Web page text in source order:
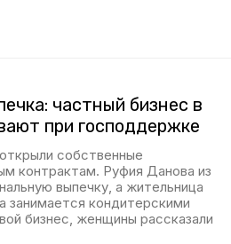
частный бизнес в
при господдержке
собственные
контрактам. Руфия Данова из
выпечку, а жительница
кондитерскими
бизнес, женщины рассказали